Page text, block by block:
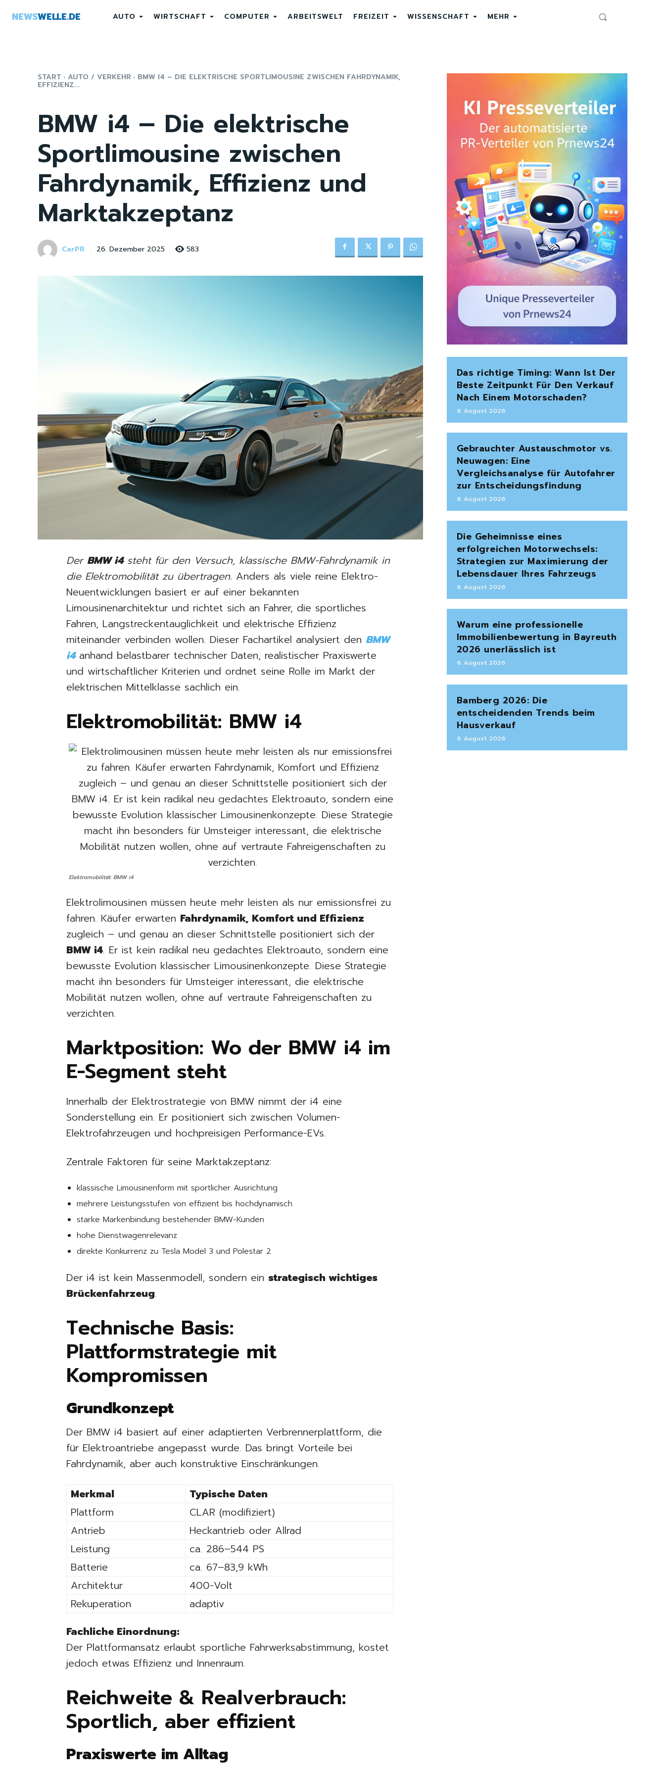
NEWSWELLE.DE AUTO WIRTSCHAFT COMPUTER ARBEITSWELT FREIZEIT WISSENSCHAFT MEHR
START AUTO / VERKEHR BMW I4 – DIE ELEKTRISCHE SPORTLIMOUSINE ZWISCHEN FAHRDYNAMIK,
EFFIZIENZ...
BMW i4 – Die elektrische
Sportlimousine zwischen
Fahrdynamik, Effizienz und
Marktakzeptanz
CarPR 26. Dezember 2025 583
Der BMW i4steht für den Versuch, klassische BMW-Fahrdynamik in
die Elektromobilität zu übertragen. Anders als viele reine Elektro-
Neuentwicklungen basiert er auf einer bekannten
Limousinenarchitektur und richtet sich an Fahrer, die sportliches
Fahren, Langstreckentauglichkeit und elektrische Effizienz
miteinander verbinden wollen. Dieser Fachartikel analysiert den BMW
i4anhand belastbarer technischer Daten, realistischer Praxiswerte
und wirtschaftlicher Kriterien und ordnet seine Rolle im Markt der
elektrischen Mittelklasse sachlich ein.
Elektromobilität: BMW i4
Elektromobilität: BMW i4
Elektrolimousinen müssen heute mehr leisten als nur emissionsfrei zu
fahren. Käufer erwarten Fahrdynamik, Komfort und Effizienz
zugleich – und genau an dieser Schnittstelle positioniert sich der
BMW i4. Er ist kein radikal neu gedachtes Elektroauto, sondern eine
bewusste Evolution klassischer Limousinenkonzepte. Diese Strategie
macht ihn besonders für Umsteiger interessant, die elektrische
Mobilität nutzen wollen, ohne auf vertraute Fahreigenschaften zu
verzichten.
Marktposition: Wo der BMW i4 im
E-Segment steht
Innerhalb der Elektrostrategie von BMW nimmt der i4 eine
Sonderstellung ein. Er positioniert sich zwischen Volumen-
Elektrofahrzeugen und hochpreisigen Performance-EVs.
Zentrale Faktoren für seine Marktakzeptanz:
klassische Limousinenform mit sportlicher Ausrichtung
mehrere Leistungsstufen von effizient bis hochdynamisch
starke Markenbindung bestehender BMW-Kunden
hohe Dienstwagenrelevanz
direkte Konkurrenz zu Tesla Model 3 und Polestar 2
Der i4 ist kein Massenmodell, sondern ein strategisch wichtiges
Brückenfahrzeug.
Technische Basis:
Plattformstrategie mit
Kompromissen
Grundkonzept
Der BMW i4 basiert auf einer adaptierten Verbrennerplattform, die
für Elektroantriebe angepasst wurde. Das bringt Vorteile bei
Fahrdynamik, aber auch konstruktive Einschränkungen.
Merkmal
Typische Daten
Plattform
CLAR (modifiziert)
Antrieb
Heckantrieb oder Allrad
Leistung
ca. 286–544 PS
Batterie
ca. 67–83,9 kWh
Architektur
400-Volt
Rekuperation
adaptiv
Fachliche Einordnung:
Der Plattformansatz erlaubt sportliche Fahrwerksabstimmung, kostet
jedoch etwas Effizienz und Innenraum.
Reichweite & Realverbrauch:
Sportlich, aber effizient
Praxiswerte im Alltag
Das richtige Timing: Wann Ist Der
Beste Zeitpunkt Für Den Verkauf
Nach Einem Motorschaden?
6. August 2026
Gebrauchter Austauschmotor vs.
Neuwagen: Eine
Vergleichsanalyse für Autofahrer
zur Entscheidungsfindung
6. August 2026
Die Geheimnisse eines
erfolgreichen Motorwechsels:
Strategien zur Maximierung der
Lebensdauer Ihres Fahrzeugs
6. August 2026
Warum eine professionelle
Immobilienbewertung in Bayreuth
2026 unerlässlich ist
6. August 2026
Bamberg 2026: Die
entscheidenden Trends beim
Hausverkauf
6. August 2026